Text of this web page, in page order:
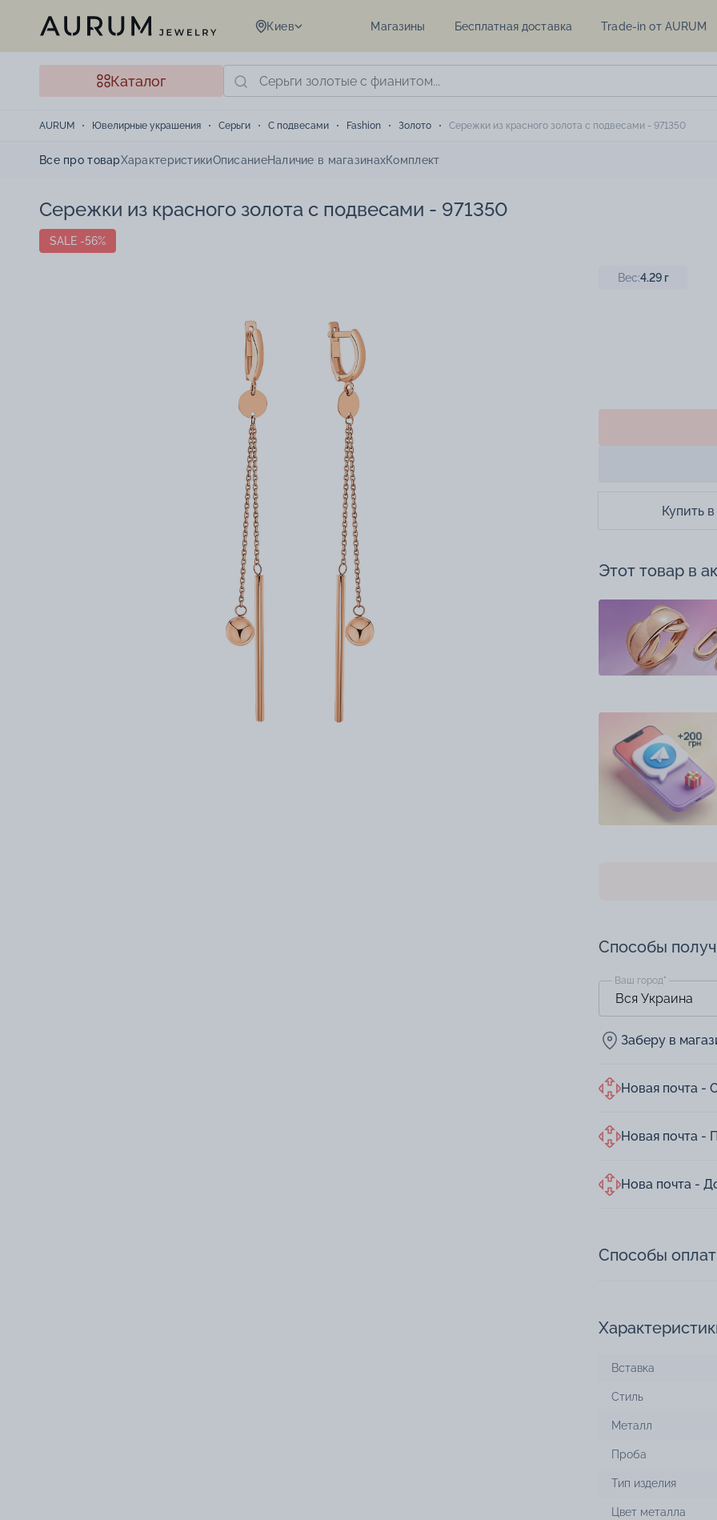
Киев Магазины Бесплатная доставка Trade-in от AURUM
Каталог
AURUM Ювелирные украшения Серьги С подвесами Fashion Золото Сережки из красного золота с подвесами - 971350
Все про товарХарактеристикиОписаниеНаличие в магазинахКомплект
Сережки из красного золота с подвесами - 971350
SALE -56%
Вес:4.29г
Купить в
Этот товар в
Способы
Ваш город*
Заберу в
Новая почта -
Новая почта -
Нова почта -
Способы
Вставка
Стиль
Металл
Проба
Тип изделия
Цвет металла